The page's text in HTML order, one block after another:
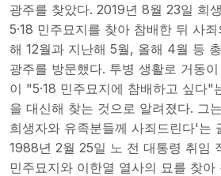
광주를 찾았다. 2019년 8월 23일 희
5·18 민주묘지를 찾아 참배한 뒤 사
해 12월과 지난해 5월, 올해 4월 등
광주를 방문했다. 투병 생활로 거동
이 "5·18 민주묘지에 참배하고 싶다"
을 대신해 찾는 것으로 알려졌다. 그
희생자와 유족분들께 사죄드린다'는
1988년 2월 25일 노 전 대통령 취임
민주묘지와 이한열 열사의 묘를 찾아